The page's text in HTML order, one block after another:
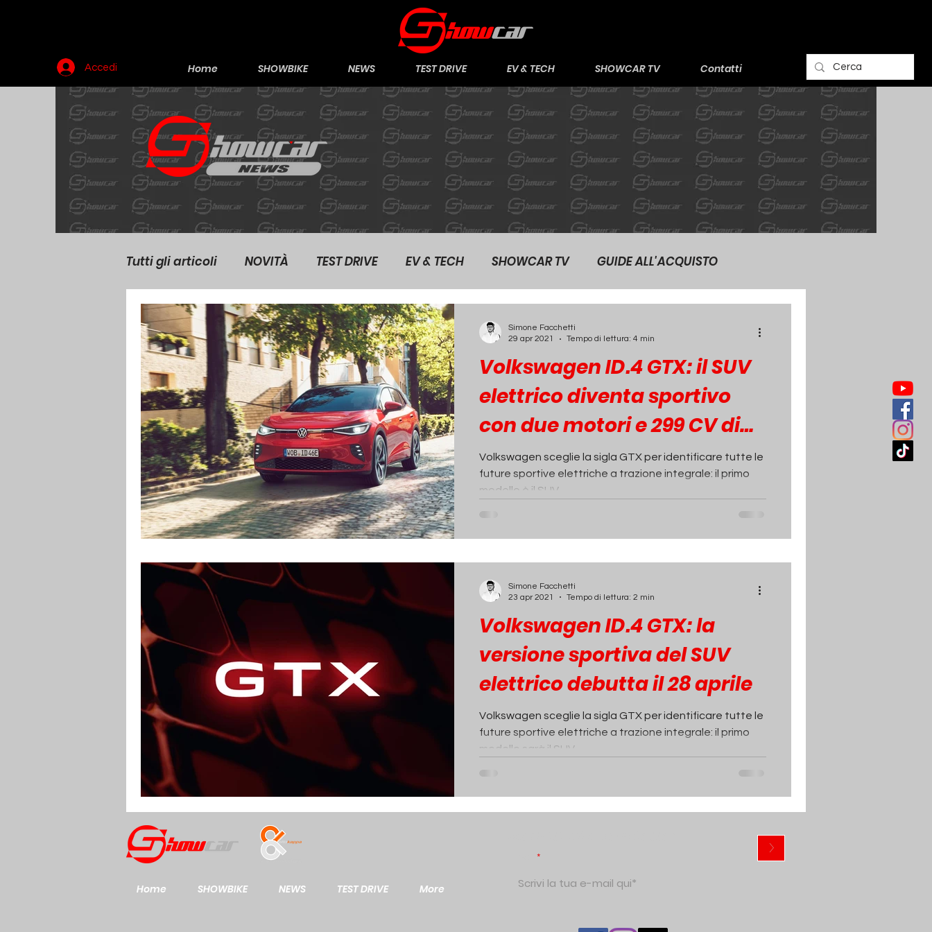
Accedi Home SHOWBIKE NEWS TEST DRIVE EV & TECH SHOWCAR TV Contatti
Tutti gli articoli NOVITÀ TEST DRIVE EV & TECH SHOWCAR TV GUIDE ALL'ACQUISTO
RENDERING MOTO ECONOMIA INCHIESTE
Volkswagen ID.4 GTX: il SUV
elettrico diventa sportivo
con due motori e 299 CV di
potenza
Volkswagen sceglie la sigla GTX per identificare tutte le
future sportive elettriche a trazione integrale: il primo
modello è il SUV...
Simone Facchetti
29 apr 2021
Tempo di lettura: 4 min
Volkswagen ID.4 GTX: la
versione sportiva del SUV
elettrico debutta il 28 aprile
Volkswagen sceglie la sigla GTX per identificare tutte le
future sportive elettriche a trazione integrale: il primo
modello sarà il SUV...
Simone Facchetti
23 apr 2021
Tempo di lettura: 2 min
Home SHOWBIKE NEWS TEST DRIVE More
>